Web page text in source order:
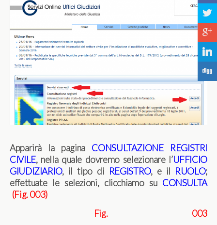
Apparirà la pagina CONSULTAZIONE REGISTRI
CIVILE, nella quale dovremo selezionare l’UFFICIO
GIUDIZIARIO, il tipo di REGISTRO, e il RUOLO;
effettuate le selezioni, clicchiamo su CONSULTA
(Fig. 003)
Fig. 003
a
c
j
F